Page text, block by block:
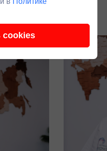
cookies